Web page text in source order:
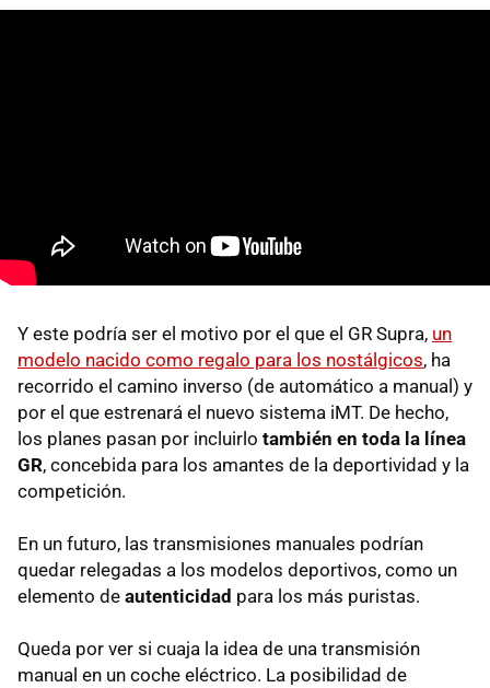
Y este podría ser el motivo por el que el GR Supra, un
modelo nacido como regalo para los nostálgicos, ha
recorrido el camino inverso (de automático a manual) y
por el que estrenará el nuevo sistema iMT. De hecho,
los planes pasan por incluirlo también en toda la línea
GR, concebida para los amantes de la deportividad y la
competición.
En un futuro, las transmisiones manuales podrían
quedar relegadas a los modelos deportivos, como un
elemento de autenticidad para los más puristas.
Queda por ver si cuaja la idea de una transmisión
manual en un coche eléctrico. La posibilidad de